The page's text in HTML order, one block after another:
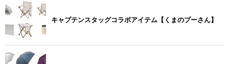
キャプテンスタッグコラボアイテム【くまのプーさん】